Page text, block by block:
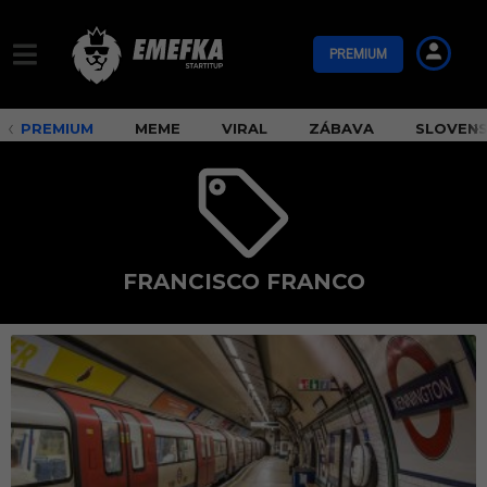
PREMIUM
PREMIUM MEME VIRAL ZÁBAVA
FRANCISCO FRANCO
F
r
a
n